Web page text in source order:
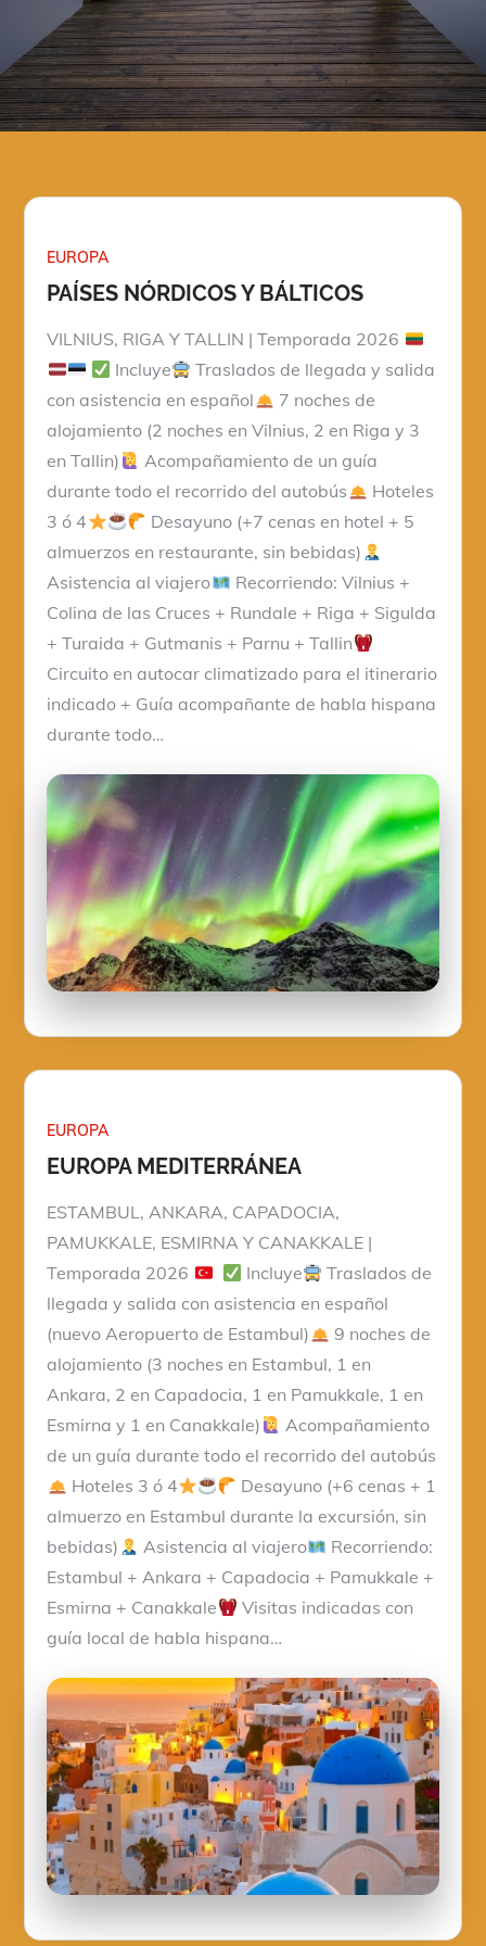
EUROPA
PAÍSES NÓRDICOS Y BÁLTICOS
VILNIUS, RIGA Y TALLIN | Temporada 2026
Incluye
Traslados de llegada y salida
con asistencia en español
7 noches de
alojamiento (2 noches en Vilnius, 2 en Riga y 3
en Tallin)
Acompañamiento de un guía
durante todo el recorrido del autobús
Hoteles
3 ó 4
Desayuno (+7 cenas en hotel + 5
almuerzos en restaurante, sin bebidas)
Asistencia al viajero
Recorriendo: Vilnius +
Colina de las Cruces + Rundale + Riga + Sigulda
+ Turaida + Gutmanis + Parnu + Tallin
Circuito en autocar climatizado para el itinerario
indicado + Guía acompañante de habla hispana
durante todo…
EUROPA
EUROPA MEDITERRÁNEA
ESTAMBUL, ANKARA, CAPADOCIA,
PAMUKKALE, ESMIRNA Y CANAKKALE |
Temporada 2026
Incluye
Traslados de
llegada y salida con asistencia en español
(nuevo Aeropuerto de Estambul)
9 noches de
alojamiento (3 noches en Estambul, 1 en
Ankara, 2 en Capadocia, 1 en Pamukkale, 1 en
Esmirna y 1 en Canakkale)
Acompañamiento
de un guía durante todo el recorrido del autobús
Hoteles 3 ó 4
Desayuno (+6 cenas + 1
almuerzo en Estambul durante la excursión, sin
bebidas)
Asistencia al viajero
Recorriendo:
Estambul + Ankara + Capadocia + Pamukkale +
Esmirna + Canakkale
Visitas indicadas con
guía local de habla hispana…